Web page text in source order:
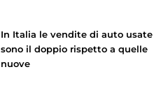
In Italia le vendite di auto usate
sono il doppio rispetto a quelle
nuove